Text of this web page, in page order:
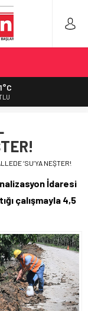
HATALAR
‘SU’YA NEŞTER!
İdaresi
çalışmayla 4,5